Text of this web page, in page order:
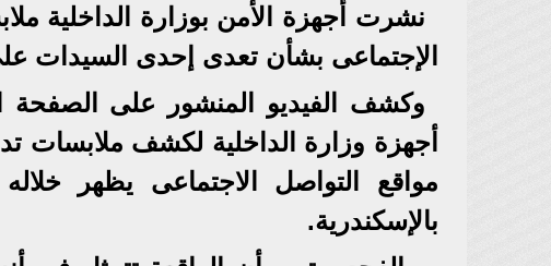
نشرت أجهزة الأمن بوزارة الداخلية
الإجتماعى بشأن تعدى إحدى السيدات
وكشف الفيديو المنشور على الصفحة
أجهزة وزارة الداخلية لكشف
مواقع التواصل الاجتماعى يظهر
بالإسكندرية.